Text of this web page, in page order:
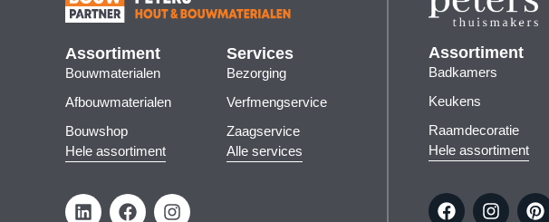
Assortiment
Bouwmaterialen
Afbouwmaterialen
Bouwshop
Hele assortiment
Services
Bezorging
Verfmengservice
Zaagservice
Alle services
Assortiment
Badkamers
Keukens
Raamdecoratie
Hele assortiment